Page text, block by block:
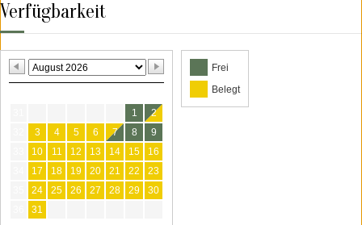
Verfügbarkeit
1
2
3 4 5 6 7 8
9
10 11 12 13 14 15
16
17 18 19 20 21 22
23
24 25 26 27 28 29
30
31
Frei
Belegt